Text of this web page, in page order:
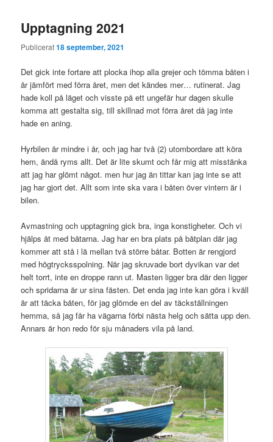
Upptagning 2021
Publicerat18 september, 2021
Det gick inte fortare att plocka ihop alla grejer och tömma båten i
år jämfört med förra året, men det kändes mer… rutinerat. Jag
hade koll på läget och visste på ett ungefär hur dagen skulle
komma att gestalta sig, till skillnad mot förra året då jag inte
hade en aning.
Hyrbilen är mindre i år, och jag har två (2) utombordare att köra
hem, ändå ryms allt. Det är lite skumt och får mig att misstänka
att jag har glömt något. men hur jag än tittar kan jag inte se att
jag har gjort det. Allt som inte ska vara i båten över vintern är i
bilen.
Avmastning och upptagning gick bra, inga konstigheter. Och vi
hjälps åt med båtarna. Jag har en bra plats på båtplan där jag
kommer att stå i lä mellan två större båtar. Botten är rengjord
med högtrycksspolning. När jag skruvade bort dyvikan var det
helt torrt, inte en droppe rann ut. Masten ligger bra där den ligger
och spridarna är ur sina fästen. Det enda jag inte kan göra i kväll
är att täcka båten, för jag glömde en del av täckställningen
hemma, så jag får ha vägarna förbi nästa helg och sätta upp den.
Annars är hon redo för sju månaders vila på land.